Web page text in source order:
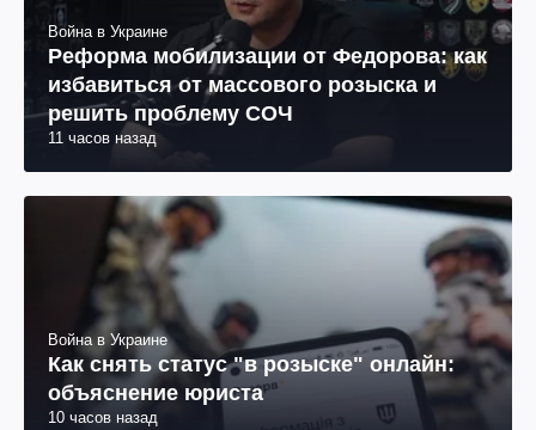
Война в Украине
Реформа мобилизации от Федорова: как
избавиться от массового розыска и
решить проблему СОЧ
11 часов назад
Война в Украине
Как снять статус "в розыске" онлайн:
объяснение юриста
10 часов назад